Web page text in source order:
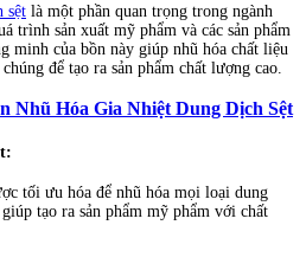
sệt là một phần quan trọng trong ngành
trình sản xuất mỹ phẩm và các sản phẩm
minh của bồn này giúp nhũ hóa chất liệu
để tạo ra sản phẩm chất lượng cao.
Nhũ Hóa Gia Nhiệt Dung Dịch Sệt
tối ưu hóa để nhũ hóa mọi loại dung
tạo ra sản phẩm mỹ phẩm với chất